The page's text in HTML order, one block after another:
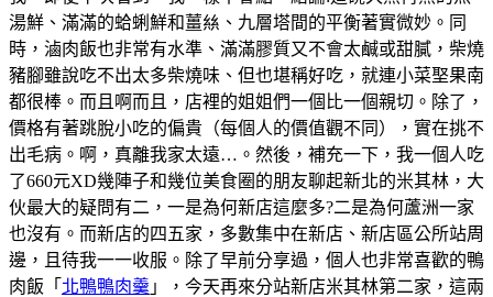
湯鮮、滿滿的蛤蜊鮮和薑𢇃、九層塔間的平衡著實微妙。同
時，滷肉飯也非常有水準、滿滿膠質又不會太鹹或甜膩，柴燒
豬腳雖說吃不出太多柴燒味、但也堪稱好吃，就連小菜埾果南
都很棒。而且啊而且，店裡的姐姐們一個比一個親切。除了，
價格有著跳脫小吃的偏貴（每個人的價值觀不同），實在挑不
出毛病。啊，真離我家太遠…。然後，補充一下，我一個人吃
了660元XD幾陣子和幾位美食圈的朋友聊起新北的米其林，大
伙最大的疑問有二，一是為何新店這麼多?二是為何蘆洲一家
也沒有。而新店的四五家，多數集中在新店、新店區公所站周
邊，且待我一一收服。除了早前分享過，個人也非常喜歡的鴨
肉飯「 北鴨鴨肉羹 」，今天再來分站新店米其林第二家，這兩